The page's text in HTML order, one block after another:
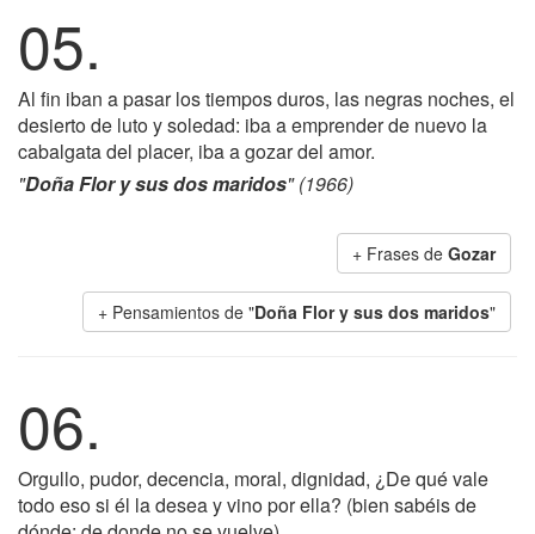
05.
Al fin iban a pasar los tiempos duros, las negras noches, el
desierto de luto y soledad: iba a emprender de nuevo la
cabalgata del placer, iba a gozar del amor.
"Doña Flor y sus dos maridos" (1966)
+ Frases de Gozar
+ Pensamientos de "Doña Flor y sus dos maridos"
06.
Orgullo, pudor, decencia, moral, dignidad, ¿De qué vale
todo eso si él la desea y vino por ella? (bien sabéis de